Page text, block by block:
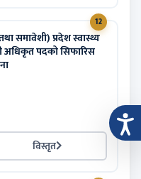
12
समावेशी) प्रदेश स्वास्थ्य
अधिकृत पदको सिफारिस
विस्तृत